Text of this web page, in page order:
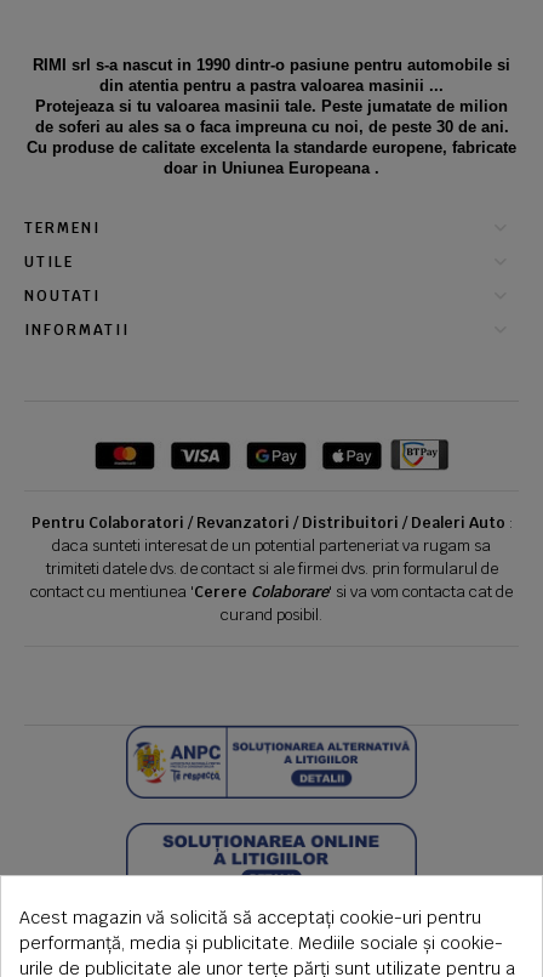
RIMI srl s-a nascut in 1990 dintr-o pasiune pentru automobile si
din atentia pentru a pastra valoarea masinii ...
Protejeaza si tu valoarea masinii tale. Peste jumatate de milion
de soferi au ales sa o faca impreuna cu noi, de peste 30 de ani.
Cu produse de calitate excelenta la standarde europene, fabricate
doar in Uniunea Europeana .
TERMENI
UTILE
NOUTATI
INFORMATII
Pentru Colaboratori / Revanzatori / Distribuitori / Dealeri Auto :
daca sunteti interesat de un potential parteneriat va rugam sa
trimiteti datele dvs. de contact si ale firmei dvs. prin formularul de
contact cu mentiunea 'Cerere Colaborare' si va vom contacta cat de
curand posibil.
Acest magazin vă solicită să acceptați cookie-uri pentru
performanță, media și publicitate. Mediile sociale și cookie-
urile de publicitate ale unor terțe părți sunt utilizate pentru a